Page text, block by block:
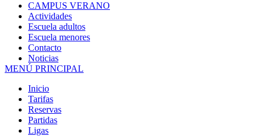
CAMPUS VERANO
Actividades
Escuela adultos
Escuela menores
Contacto
Noticias
MENÚ PRINCIPAL
Inicio
Tarifas
Reservas
Partidas
Ligas